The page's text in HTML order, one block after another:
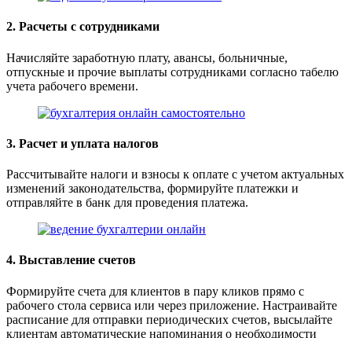
2. Расчеты с сотрудниками
Начисляйте заработную плату, авансы, больничные,
отпускные и прочие выплаты сотрудниками согласно табелю
учета рабочего времени.
3. Расчет и уплата налогов
Рассчитывайте налоги и взносы к оплате с учетом актуальных
изменений законодательства, формируйте платежки и
отправляйте в банк для проведения платежа.
4. Выставление счетов
Формируйте счета для клиентов в пару кликов прямо с
рабочего стола сервиса или через приложение. Настраивайте
расписание для отправки периодических счетов, высылайте
клиентам автоматические напоминания о необходимости